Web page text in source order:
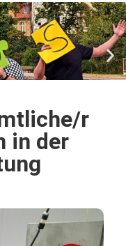
r
in der